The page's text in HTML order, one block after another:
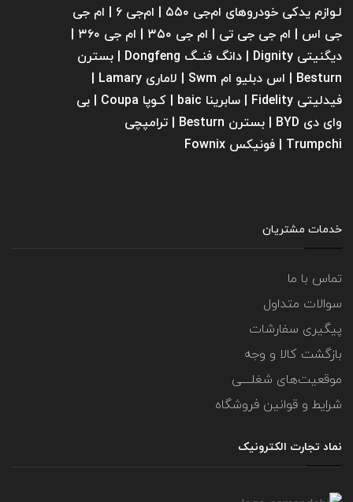
لـوازم یدکی خودروهای ام‌جی ۵۵۰ | ام‌جی ۶ | ام جی
دیگنیتی Dignity | دانگ فنــگ Dongfeng | بسترن
فیدلیتی Fidelity | سابرینا ‌baic | کـوپا Coupa | بی
وای دی BYD | بسترن Besturn | ترامپچی
Trumpchi | فونیکس Fownix
خدمات مشتریان
تماس با ما
سوالات متداول
پیگیری سفارشات
بازگشت کالا و وجه
موقعیت‌های شغلــــی
شرایط و قوانین فروشگاه
نماد تجارت الکترونیک